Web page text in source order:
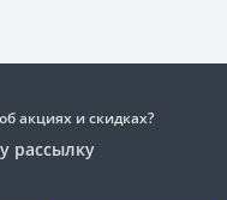
акциях и скидках?
рассылку